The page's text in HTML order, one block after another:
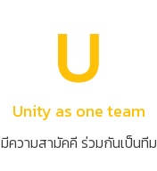
Unity as one team
มีความสามัคคี ร่วมกันเป็นทีม